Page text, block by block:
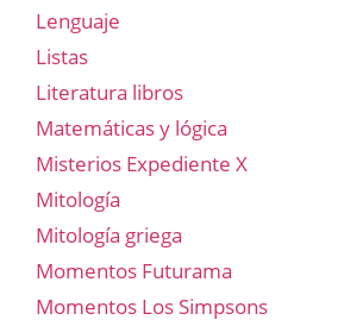
Lenguaje
Listas
Literatura libros
Matemáticas y lógica
Misterios Expediente X
Mitología
Mitología griega
Momentos Futurama
Momentos Los Simpsons